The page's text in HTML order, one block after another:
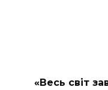
«Весь світ